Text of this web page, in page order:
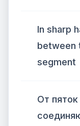
In sharp
between
segment
От